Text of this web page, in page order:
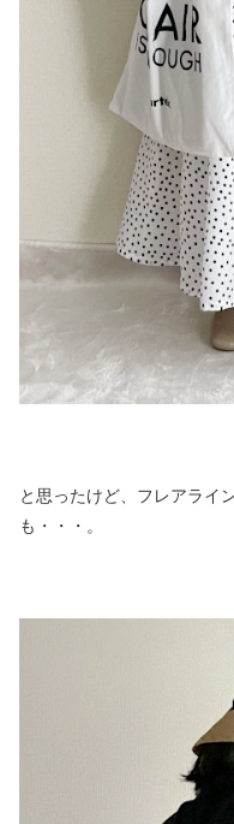
と思ったけど、フレアライ
も・・・。